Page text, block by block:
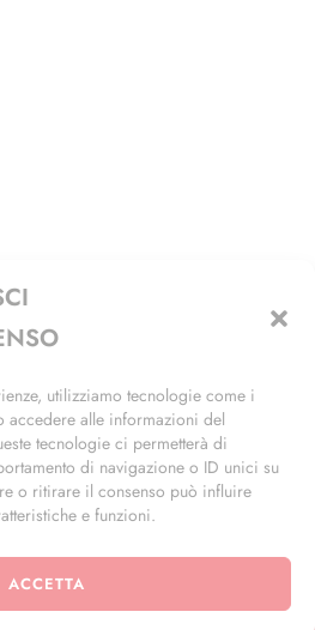
utilizziamo tecnologie come i
alle informazioni del
tecnologie ci permetterà di
di navigazione o ID unici su
o ritirare il consenso può influire
e funzioni.
ACCETTA
Sul Naviglio (MI)